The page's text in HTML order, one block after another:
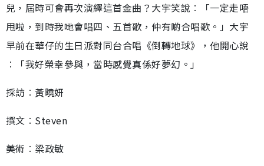
兒，屆時可會再次演繹這首金曲？大宇笑說︰「一定走唔
甩啦，到時我哋會唱四、五首歌，仲有啲合唱歌。」大宇
早前在華仔的生日派對同台合唱《倒轉地球》，他開心說
︰「我好榮幸參與，當時感覺真係好夢幻。」
採訪︰黃曉妍
撰文︰Steven
美術︰梁政敏